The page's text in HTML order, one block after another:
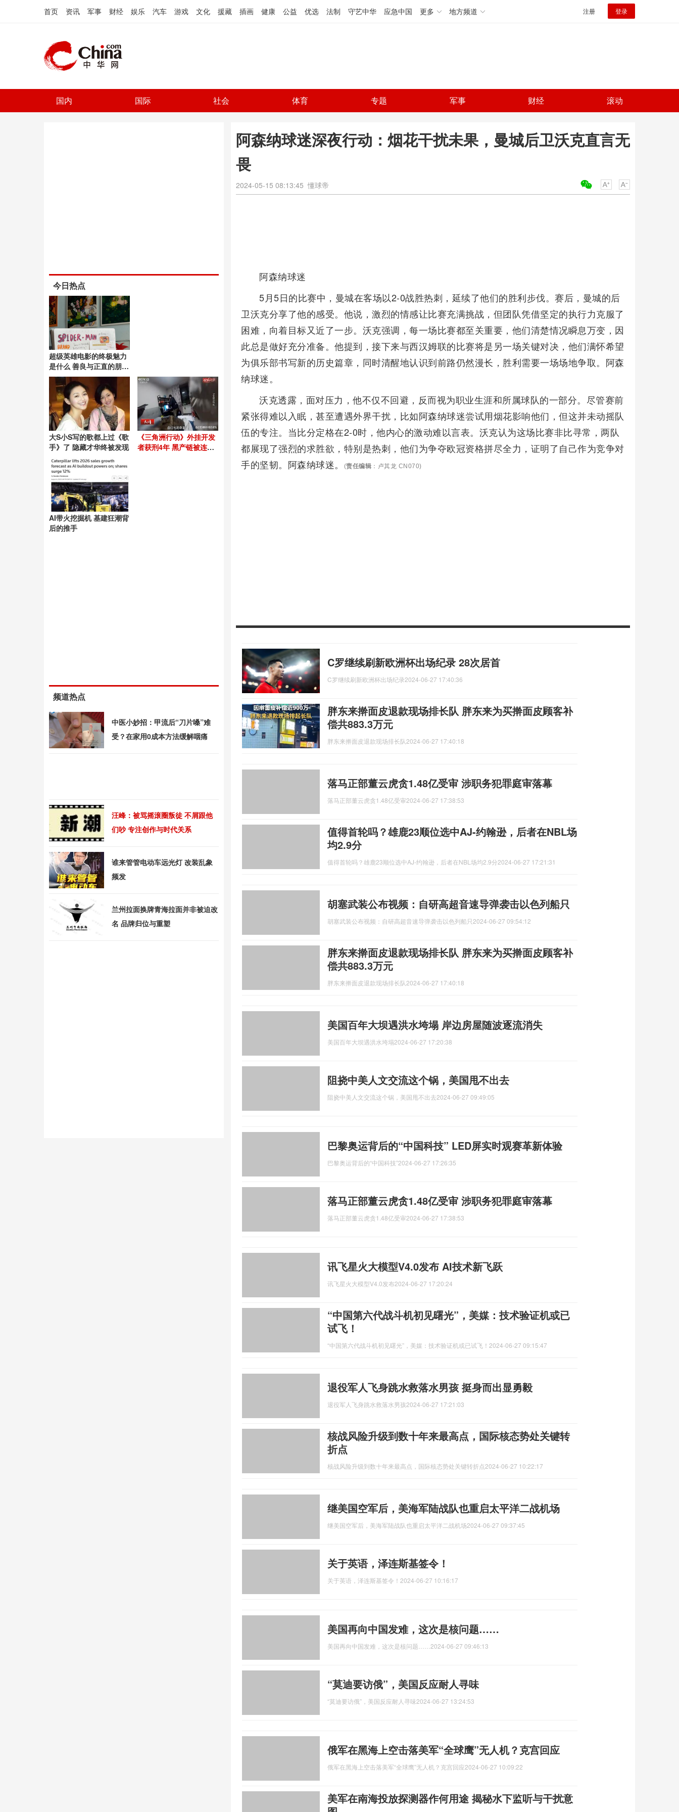
首页 资讯 军事 财经 娱乐 汽车 游戏 文化 援藏 插画 健康 公益 优选 法制 守艺中华 应急中国 更多 地方频道 注册 登录
国内 国际 社会 体育 专题 军事 财经 滚动
阿森纳球迷深夜行动：烟花干扰未果，曼城后卫沃克直言无
畏
2024-05-15 08:13:45 懂球帝
阿森纳球迷
5月5日的比赛中，曼城在客场以2-0战胜热刺，延续了他们的胜利步伐。赛后，曼城的后
卫沃克分享了他的感受。他说，激烈的情感让比赛充满挑战，但团队凭借坚定的执行力克服了
困难，向着目标又近了一步。沃克强调，每一场比赛都至关重要，他们清楚情况瞬息万变，因
此总是做好充分准备。他提到，接下来与西汉姆联的比赛将是另一场关键对决，他们满怀希望
为俱乐部书写新的历史篇章，同时清醒地认识到前路仍然漫长，胜利需要一场场地争取。阿森
纳球迷。
沃克透露，面对压力，他不仅不回避，反而视为职业生涯和所属球队的一部分。尽管赛前
紧张得难以入眠，甚至遭遇外界干扰，比如阿森纳球迷尝试用烟花影响他们，但这并未动摇队
伍的专注。当比分定格在2-0时，他内心的激动难以言表。沃克认为这场比赛非比寻常，两队
都展现了强烈的求胜欲，特别是热刺，他们为争夺欧冠资格拼尽全力，证明了自己作为竞争对
手的坚韧。阿森纳球迷。
(责任编辑 ：卢其龙 CN070)
C罗继续刷新欧洲杯出场纪录 28次居首
C罗继续刷新欧洲杯出场纪录2024-06-27 17:40:36
胖东来擀面皮退款现场排长队 胖东来为买擀面皮顾客补
偿共883.3万元
胖东来擀面皮退款现场排长队2024-06-27 17:40:18
落马正部董云虎贪1.48亿受审 涉职务犯罪庭审落幕
落马正部董云虎贪1.48亿受审2024-06-27 17:38:53
值得首轮吗？雄鹿23顺位选中AJ-约翰逊，后者在NBL场
均2.9分
值得首轮吗？雄鹿23顺位选中AJ-约翰逊，后者在NBL场均2.9分2024-06-27 17:21:31
胡塞武装公布视频：自研高超音速导弹袭击以色列船只
胡塞武装公布视频：自研高超音速导弹袭击以色列船只2024-06-27 09:54:12
胖东来擀面皮退款现场排长队 胖东来为买擀面皮顾客补
偿共883.3万元
胖东来擀面皮退款现场排长队2024-06-27 17:40:18
美国百年大坝遇洪水垮塌 岸边房屋随波逐流消失
美国百年大坝遇洪水垮塌2024-06-27 17:20:38
阻挠中美人文交流这个锅，美国甩不出去
阻挠中美人文交流这个锅，美国甩不出去2024-06-27 09:49:05
巴黎奥运背后的“中国科技” LED屏实时观赛革新体验
巴黎奥运背后的“中国科技”2024-06-27 17:26:35
落马正部董云虎贪1.48亿受审 涉职务犯罪庭审落幕
落马正部董云虎贪1.48亿受审2024-06-27 17:38:53
讯飞星火大模型V4.0发布 AI技术新飞跃
讯飞星火大模型V4.0发布2024-06-27 17:20:24
“中国第六代战斗机初见曙光”，美媒：技术验证机或已
试飞！
“中国第六代战斗机初见曙光”，美媒：技术验证机或已试飞！ 2024-06-27 09:15:47
退役军人飞身跳水救落水男孩 挺身而出显勇毅
退役军人飞身跳水救落水男孩2024-06-27 17:21:03
核战风险升级到数十年来最高点，国际核态势处关键转
折点
核战风险升级到数十年来最高点，国际核态势处关键转折点2024-06-27 10:22:17
继美国空军后，美海军陆战队也重启太平洋二战机场
继美国空军后，美海军陆战队也重启太平洋二战机场2024-06-27 09:37:45
关于英语，泽连斯基签令！
关于英语，泽连斯基签令！ 2024-06-27 10:16:17
美国再向中国发难，这次是核问题……
美国再向中国发难，这次是核问题…… 2024-06-27 09:46:13
“莫迪要访俄”，美国反应耐人寻味
“莫迪要访俄”，美国反应耐人寻味2024-06-27 13:24:53
俄军在黑海上空击落美军“全球鹰”无人机？克宫回应
俄军在黑海上空击落美军“全球鹰”无人机？克宫回应2024-06-27 10:09:22
美军在南海投放探测器作何用途 揭秘水下监听与干扰意
今日热点
超级英雄电影的终极魅力
是什么 善良与正直的朋克
精神
大S小S写的歌都上过《歌
手》了 隐藏才华终被发现
《三角洲行动》外挂开发
者获刑4年 黑产链被连根
AI带火挖掘机 基建狂潮背
后的推手
频道热点
中医小妙招：甲流后“刀片嗓”难
受？在家用0成本方法缓解咽痛
汪峰：被骂摇滚圈叛徒 不屑跟他
们吵 专注创作与时代关系
谁来管管电动车远光灯 改装乱象
频发
兰州拉面换牌青海拉面并非被迫改
名 品牌归位与重塑